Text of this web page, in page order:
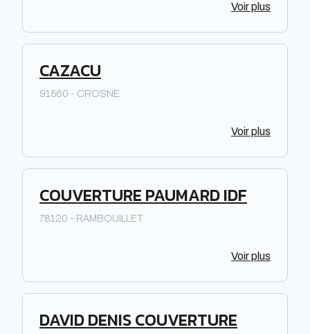
elle offre des prestations de qualité pour répondre
disposition de ses clients un savoir-faire et une
Voir plus
CAZACU
91560 - CROSNE
Voir plus
COUVERTURE PAUMARD IDF
78120 - RAMBOUILLET
Voir plus
DAVID DENIS COUVERTURE